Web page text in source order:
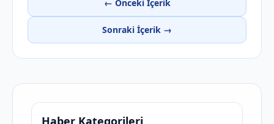
← Önceki İçerik
Sonraki İçerik →
Haber Kategorileri